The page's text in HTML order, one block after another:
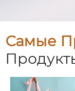
Самые